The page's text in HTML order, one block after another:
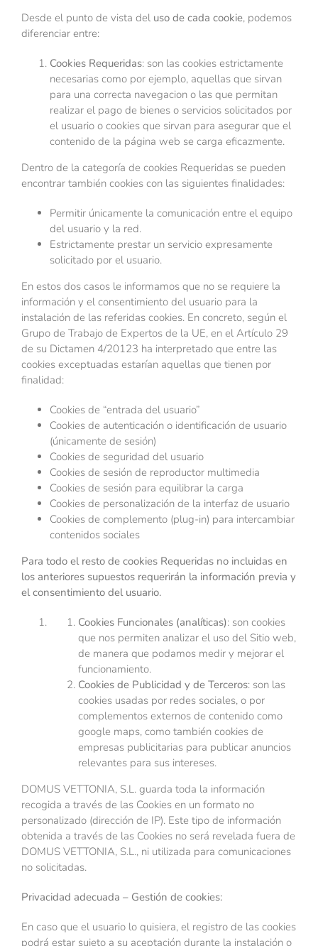
Desde el punto de vista deluso de cada cookie, podemos
diferenciar entre:
Cookies Requeridas: son las cookies estrictamente
necesarias como por ejemplo, aquellas que sirvan
para una correcta navegacion o las que permitan
realizar el pago de bienes o servicios solicitados por
el usuario o cookies que sirvan para asegurar que el
contenido de la página web se carga eficazmente.
Dentro de la categoría de cookies Requeridas se pueden
encontrar también cookies con las siguientes finalidades:
Permitir únicamente la comunicación entre el equipo
del usuario y la red.
Estrictamente prestar un servicio expresamente
solicitado por el usuario.
En estos dos casos le informamos que no se requiere la
información y el consentimiento del usuario para la
instalación de las referidas cookies. En concreto, según el
Grupo de Trabajo de Expertos de la UE, en el Artículo 29
de su Dictamen 4/20123 ha interpretado que entre las
cookies exceptuadas estarían aquellas que tienen por
finalidad:
Cookies de “entrada del usuario”
Cookies de autenticación o identificación de usuario
(únicamente de sesión)
Cookies de seguridad del usuario
Cookies de sesión de reproductor multimedia
Cookies de sesión para equilibrar la carga
Cookies de personalización de la interfaz de usuario
Cookies de complemento (plug-in) para intercambiar
contenidos sociales
Para todo el resto de cookies Requeridas no incluidas en
los anteriores supuestos requerirán la información previa y
el consentimiento del usuario.
Cookies Funcionales (analíticas): son cookies
que nos permiten analizar el uso del Sitio web,
de manera que podamos medir y mejorar el
funcionamiento.
Cookies de Publicidad y de Terceros: son las
cookies usadas por redes sociales, o por
complementos externos de contenido como
google maps, como también cookies de
empresas publicitarias para publicar anuncios
relevantes para sus intereses.
DOMUS VETTONIA, S.L. guarda toda la información
recogida a través de las Cookies en un formato no
personalizado (dirección de IP). Este tipo de información
obtenida a través de las Cookies no será revelada fuera de
DOMUS VETTONIA, S.L., ni utilizada para comunicaciones
no solicitadas.
Privacidad adecuada – Gestión de cookies:
En caso que el usuario lo quisiera, el registro de las cookies
podrá estar sujeto a su aceptación durante la instalación o